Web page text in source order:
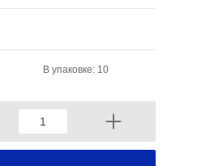
В упаковке: 10